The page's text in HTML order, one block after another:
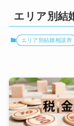
エリア別結
エリア別結婚相談所